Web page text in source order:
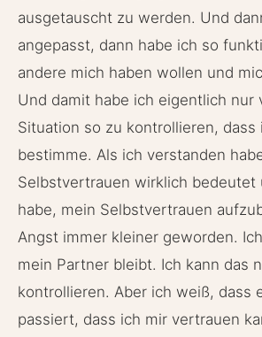
ausgetauscht zu werden. Und
angepasst, dann habe ich so
andere mich haben wollen und
Und damit habe ich eigentlich nur
Situation so zu kontrollieren, dass
bestimme. Als ich verstanden
Selbstvertrauen wirklich bedeutet
habe, mein Selbstvertrauen
Angst immer kleiner geworden.
mein Partner bleibt. Ich kann das
kontrollieren. Aber ich weiß, dass
passiert, dass ich mir vertrauen